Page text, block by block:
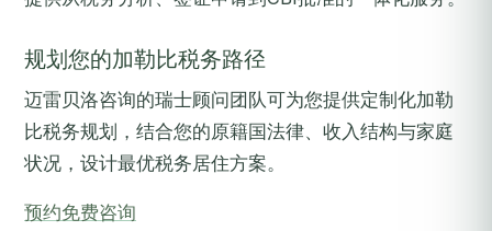
规划您的加勒比税务路径
迈雷贝洛咨询的瑞士顾问团队可为您提供定制化加勒
比税务规划，结合您的原籍国法律、收入结构与家庭
状况，设计最优税务居住方案。
预约免费咨询